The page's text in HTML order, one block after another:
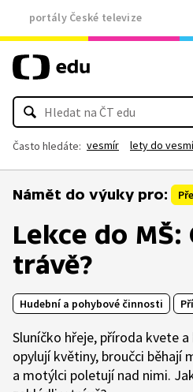
portály České televize
Často hledáte: vesmír lety do
Námět do výuky pro:
Lekce do MŠ:
trávě?
Hudební a pohybové činnosti
Sluníčko hřeje, příroda kvete a
opylují květiny, broučci běhají
a motýlci poletují nad nimi.